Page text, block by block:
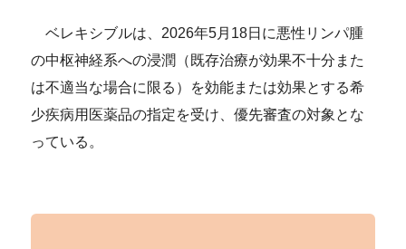
ベレキシブルは、2026年5月18日に悪性リンパ腫
の中枢神経系への浸潤（既存治療が効果不十分また
は不適当な場合に限る）を効能または効果とする希
少疾病用医薬品の指定を受け、優先審査の対象とな
っている。